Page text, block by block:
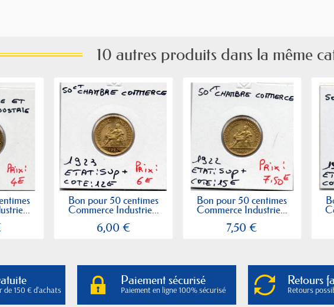
10 autres produits dans la même
Bon pour 50 centimes
Commerce Industrie...
6,00 €
Bon pour 50 centimes
Commerce Industrie...
7,50 €
de 150 € d'achats
Paiement sécurisé
Paiement en ligne 100% sécurisé
Retours
Retours